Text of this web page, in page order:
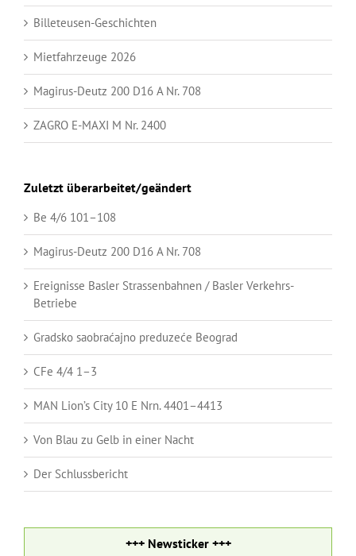
Billeteusen-Geschichten
Mietfahrzeuge 2026
Magirus-Deutz 200 D16 A Nr. 708
ZAGRO E-MAXI M Nr. 2400
Zuletzt überarbeitet/geändert
Be 4/6 101–108
Magirus-Deutz 200 D16 A Nr. 708
Ereignisse Basler Strassenbahnen / Basler Verkehrs-
Betriebe
Gradsko saobraćajno preduzeće Beograd
CFe 4/4 1–3
MAN Lion’s City 10 E Nrn. 4401–4413
Von Blau zu Gelb in einer Nacht
Der Schlussbericht
+++ Newsticker +++